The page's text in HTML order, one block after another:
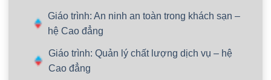
Giáo trình: An ninh an toàn trong khách sạn –
hệ Cao đẳng
Giáo trình: Quản lý chất lượng dịch vụ – hệ
Cao đẳng